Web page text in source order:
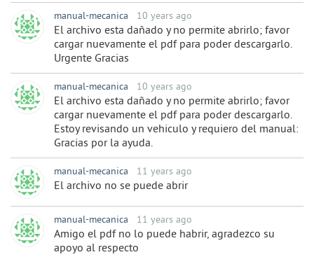
manual-mecanica 10 years ago
El archivo esta dañado y no permite abrirlo; favor
cargar nuevamente el pdf para poder descargarlo.
Urgente Gracias
manual-mecanica 10 years ago
El archivo esta dañado y no permite abrirlo; favor
cargar nuevamente el pdf para poder descargarlo.
Estoy revisando un vehiculo y requiero del manual:
Gracias por la ayuda.
manual-mecanica 11 years ago
El archivo no se puede abrir
manual-mecanica 11 years ago
Amigo el pdf no lo puede habrir, agradezco su
apoyo al respecto